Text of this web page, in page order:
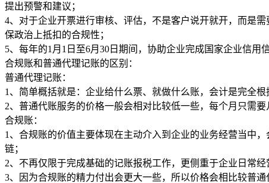
提出预警和建议；
4、对于企业开票进行审核、评估，不是客户说开就开，而是
保政治上抵扣的合规性；
5、每年的1月1日至6月30日期间，协助企业完成国家企业信
合规账和普通代理记账的区别：
普通代理记账：
1、简单概括就是：企业给什么票、就做什么账，会计是完全
2、普通代账服务的价格一般会相对比较低一些，每个月只需
合规账：
1、合规账的价值主要体现在主动介入到企业的业务经营当中
链；
2、不再仅限于完成基础的记账报税工作，更侧重于企业日常
3、因为合规账的精力付出会更大一些，所以价格会相比较普